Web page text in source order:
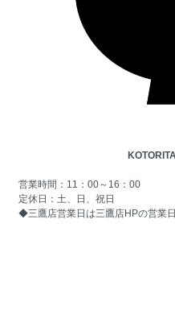
営業時間：11：00～16：00
定休日：土、日、祝日
◆三鷹店営業日は三鷹店HPの営業